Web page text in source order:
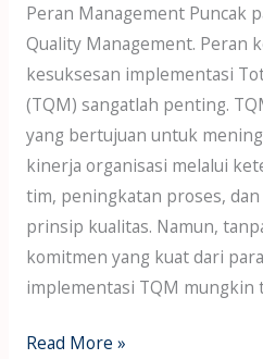
Peran Management Puncak
Quality Management. Peran
kesuksesan implementasi
(TQM) sangatlah penting.
yang bertujuan untuk
kinerja organisasi melalui
tim, peningkatan proses,
prinsip kualitas. Namun,
komitmen yang kuat dari
implementasi TQM mungkin
Read More »